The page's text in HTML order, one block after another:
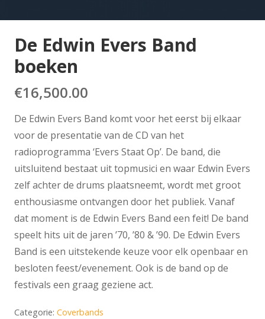
De Edwin Evers Band
boeken
€16,500.00
De Edwin Evers Band komt voor het eerst bij elkaar
voor de presentatie van de CD van het
radioprogramma ‘Evers Staat Op’. De band, die
uitsluitend bestaat uit topmusici en waar Edwin Evers
zelf achter de drums plaatsneemt, wordt met groot
enthousiasme ontvangen door het publiek. Vanaf
dat moment is de Edwin Evers Band een feit! De band
speelt hits uit de jaren ’70, ’80 & ’90. De Edwin Evers
Band is een uitstekende keuze voor elk openbaar en
besloten feest/evenement. Ook is de band op de
festivals een graag geziene act.
Categorie: Coverbands